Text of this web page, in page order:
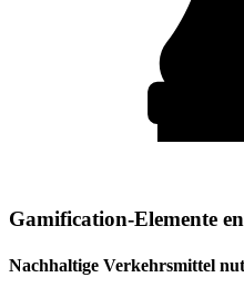
Gamification-Elemente
Nachhaltige Verkehrsmittel